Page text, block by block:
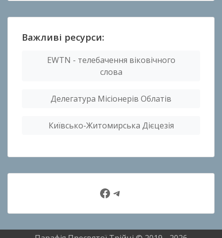
Важливі ресурси:
EWTN - телебачення віковічного
слова
Делегатура Місіонерів Облатів
Київсько-Житомирська Дієцезія
Facebook
Telegram